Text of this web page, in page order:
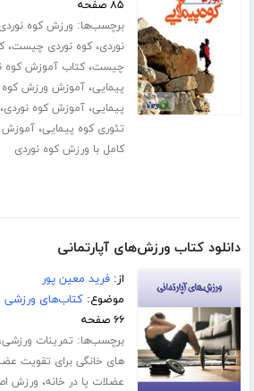
۸۵ صفحه
برچسب‌ها: ورزش کوه نوردی
نوردی،کوه نوردی چیست،
چیست،کتاب آموزش کوه
پیمایی،آموزش ورزش کوه
پیمایی،آموزش کوه نوردی
تئوری کوه پیمایی،آموزش
کامل با ورزش کوه نوردی
دانلود کتاب ورزش‌های آپارتمانی
از:فرید معین پور
موضوع:کتاب‌های ورزشی
۶۶ صفحه
برچسب‌ها: تمرینات ورزشی،
های خانگی برای تقویت
عضلات پا در خانه، ورزش